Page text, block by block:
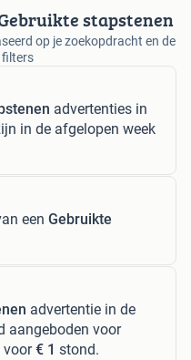
stapstenen
op je zoekopdracht en de
filters
advertenties in
in de afgelopen week
een Gebruikte
advertentie in de
aangeboden voor
voor€ 1 stond.